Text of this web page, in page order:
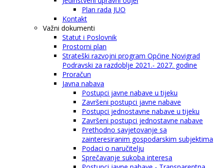
Plan rada JUO
Kontakt
Važni dokumenti
Statut i Poslovnik
Prostorni plan
Strateški razvojni program Općine Novigrad
Podravski za razdoblje 2021.- 2027. godine
Proračun
Javna nabava
Postupci javne nabave u tijeku
Završeni postupci javne nabave
Postupci jednostavne nabave u tijeku
Završeni postupci jednostavne nabave
Prethodno savjetovanje sa
zainteresiranim gospodarskim subjektima
Podaci o naručitelju
Sprečavanje sukoba interesa